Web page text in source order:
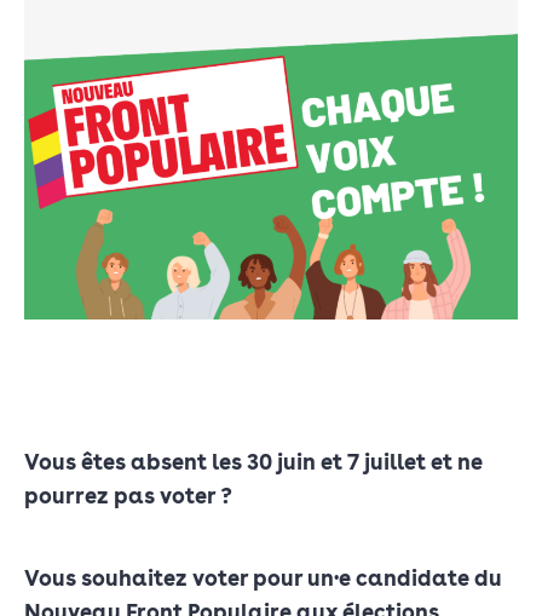
Vous êtes absent les 30 juin et 7 juillet et ne
pourrez pas voter ?
Vous souhaitez voter pour un·e candidate du